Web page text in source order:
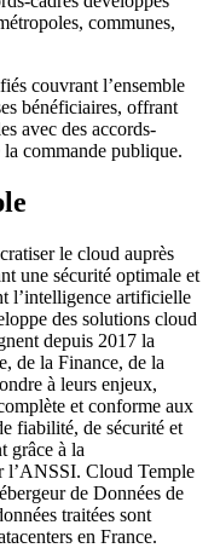
communes,
couvrant l’ensemble
bénéficiaires, offrant
avec des accords-
la commande publique.
le cloud auprès
une sécurité optimale et
l’intelligence artificielle
des solutions cloud
depuis 2017 la
de la Finance, de la
à leurs enjeux,
et conforme aux
fiabilité, de sécurité et
grâce à la
l’ANSSI. Cloud Temple
de Données de
traitées sont
en France.